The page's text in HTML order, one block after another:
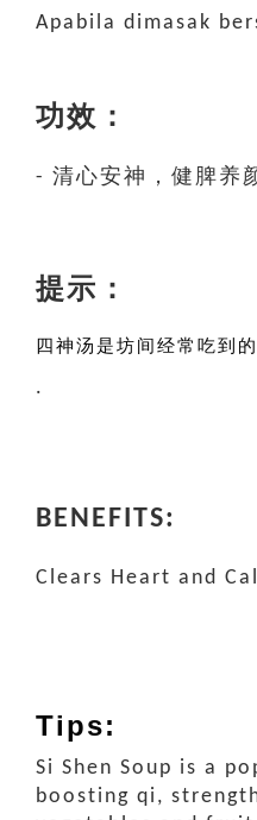
Apabila dimasak
功效：
- 清心安神，健脾养
提示：
四神汤是坊间经常吃到
.
BENEFITS:
Clears Heart and
Tips:
Si Shen Soup is a
boosting qi,